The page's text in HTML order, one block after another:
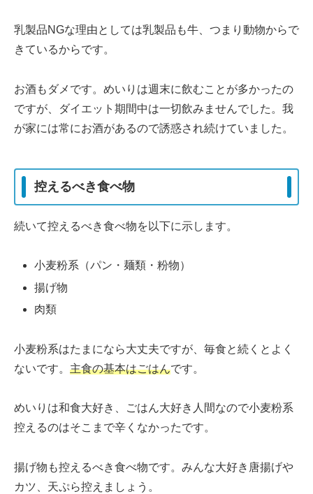
乳製品NGな理由としては乳製品も牛、つまり動物からで
きているからです。
お酒もダメです。めいりは週末に飲むことが多かったの
ですが、ダイエット期間中は一切飲みませんでした。我
が家には常にお酒があるので誘惑され続けていました。
控えるべき食べ物
続いて控えるべき食べ物を以下に示します。
小麦粉系（パン・麺類・粉物）
揚げ物
肉類
小麦粉系はたまになら大丈夫ですが、毎食と続くとよく
ないです。 主食の基本はごはんです。
めいりは和食大好き、ごはん大好き人間なので小麦粉系
控えるのはそこまで辛くなかったです。
揚げ物も控えるべき食べ物です。みんな大好き唐揚げや
カツ、天ぷら控えましょう。